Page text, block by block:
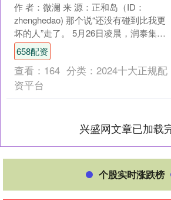
作 者：微澜 来 源：正和岛（ID：
zhenghedao) 那个说“还没有碰到比我更
坏的人”走了。 5月26日凌晨，润泰集团
总裁、唐奖创办人、大润发创始人尹衍
梁....
658配资
查看： 164 分类： 2024十大正规配
资平台
兴盛网文章已加载
个股实时涨跌榜